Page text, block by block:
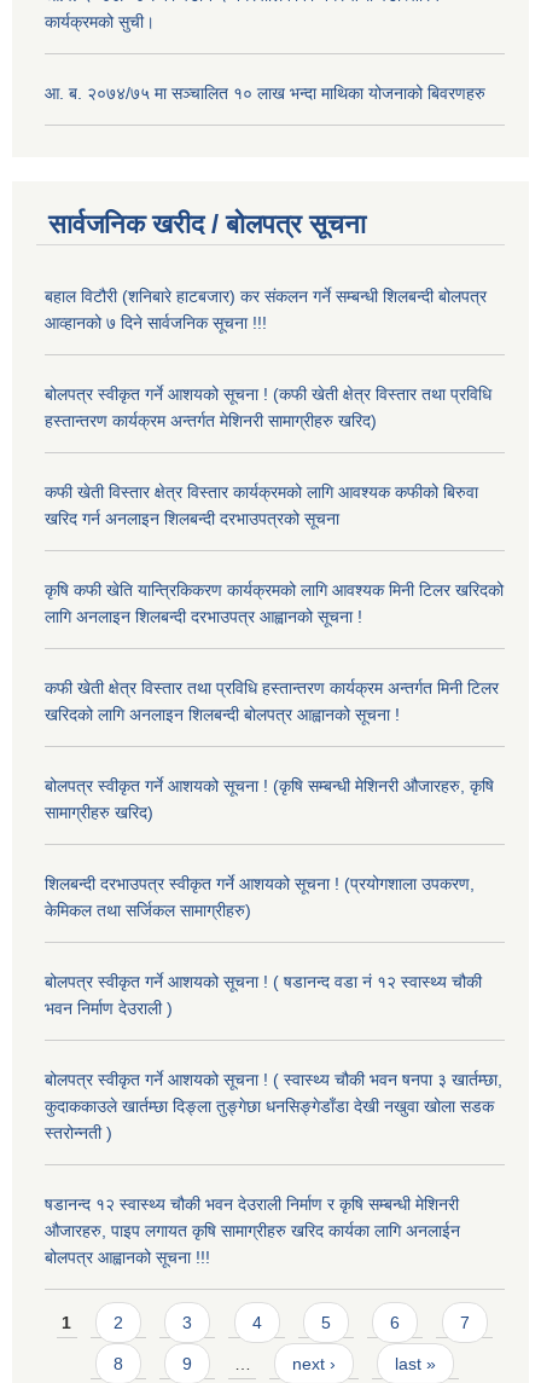
कार्यक्रमको सुची।
आ. ब. २०७४/७५ मा सञ्चालित १० लाख भन्दा माथिका योजनाको बिवरणहरु
सार्वजनिक खरीद / बोलपत्र सूचना
बहाल विटौरी (शनिबारे हाटबजार) कर संकलन गर्ने सम्बन्धी शिलबन्दी बोलपत्र
आव्हानको ७ दिने सार्वजनिक सूचना !!!
बोलपत्र स्वीकृत गर्ने आशयको सूचना ! (कफी खेती क्षेत्र विस्तार तथा प्रविधि
हस्तान्तरण कार्यक्रम अन्तर्गत मेशिनरी सामाग्रीहरु खरिद)
कफी खेती विस्तार क्षेत्र विस्तार कार्यक्रमको लागि आवश्यक कफीको बिरुवा
खरिद गर्न अनलाइन शिलबन्दी दरभाउपत्रको सूचना
कृषि कफी खेति यान्त्रिकिकरण कार्यक्रमको लागि आवश्यक मिनी टिलर खरिदको
लागि अनलाइन शिलबन्दी दरभाउपत्र आह्वानको सूचना !
कफी खेती क्षेत्र विस्तार तथा प्रविधि हस्तान्तरण कार्यक्रम अन्तर्गत मिनी टिलर
खरिदको लागि अनलाइन शिलबन्दी बोलपत्र आह्वानको सूचना !
बोलपत्र स्वीकृत गर्ने आशयको सूचना ! (कृषि सम्बन्धी मेशिनरी औजारहरु, कृषि
सामाग्रीहरु खरिद)
शिलबन्दी दरभाउपत्र स्वीकृत गर्ने आशयको सूचना ! (प्रयोगशाला उपकरण,
केमिकल तथा सर्जिकल सामाग्रीहरु)
बोलपत्र स्वीकृत गर्ने आशयको सूचना ! ( षडानन्द वडा नं १२ स्वास्थ्य चौकी
भवन निर्माण देउराली )
बोलपत्र स्वीकृत गर्ने आशयको सूचना ! ( स्वास्थ्य चौकी भवन षनपा ३ खार्तम्छा,
कुदाककाउले खार्तम्छा दिङ्ला तुङ्गेछा धनसिङ्गेडाँडा देखी नखुवा खोला सडक
स्तरोन्नती )
षडानन्द १२ स्वास्थ्य चौकी भवन देउराली निर्माण र कृषि सम्बन्धी मेशिनरी
औजारहरु, पाइप लगायत कृषि सामाग्रीहरु खरिद कार्यका लागि अनलाईन
बोलपत्र आह्वानको सूचना !!!
Pages
1 2 3 4 5 6 7
8 9 … next › last »